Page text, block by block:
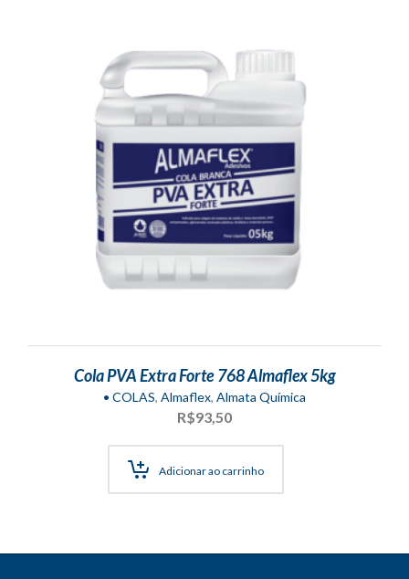
Cola PVA Extra Forte 768 Almaflex 5kg
• COLAS, Almaflex, Almata Química
R$93,50
Adicionar ao carrinho